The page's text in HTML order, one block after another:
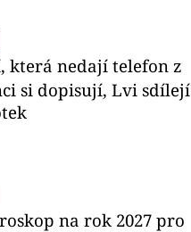
která nedají telefon z
si dopisují, Lvi sdílejí
na rok 2027 pro